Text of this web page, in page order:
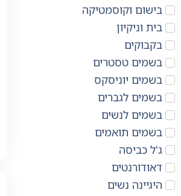
בישום וקוסמטיקה
בית וניקיון
בקבוקים
בשמים טסטרים
בשמים יוניסקס
בשמים לגברים
בשמים לנשים
בשמים תואמים
ג'ל כביסה
דאודורנטים
היגיינה נשים